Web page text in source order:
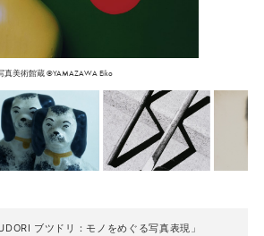
美術館蔵 ©YAMAZAWA Eiko
ブツドリ：モノをめぐる写真表現」